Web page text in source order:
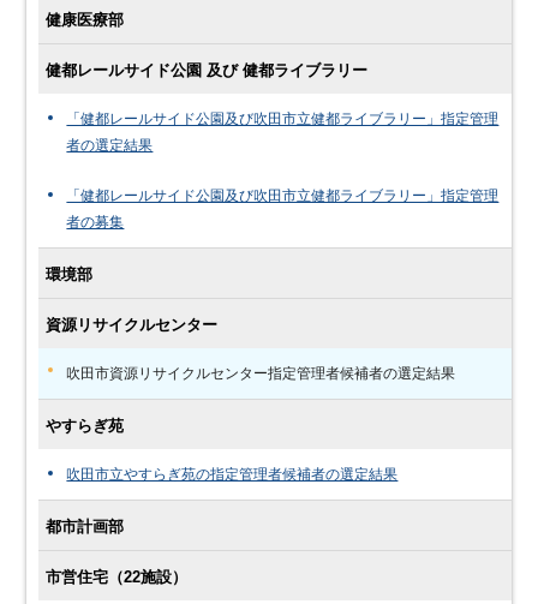
健康医療部
健都レールサイド公園 及び 健都ライブラリー
「健都レールサイド公園及び吹田市立健都ライブラリー」指定管理
者の選定結果
「健都レールサイド公園及び吹田市立健都ライブラリー」指定管理
者の募集
環境部
資源リサイクルセンター
吹田市資源リサイクルセンター指定管理者候補者の選定結果
やすらぎ苑
吹田市立やすらぎ苑の指定管理者候補者の選定結果
都市計画部
市営住宅（22施設）